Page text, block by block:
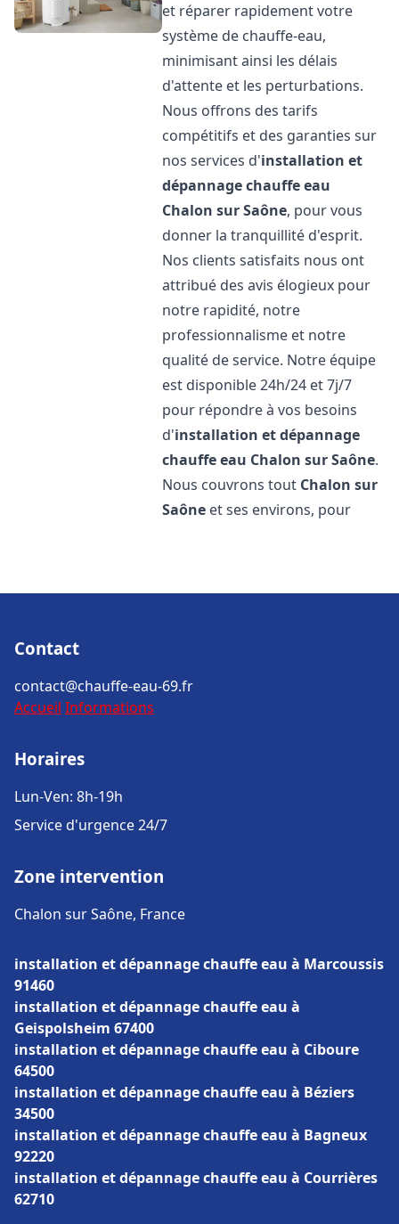
et réparer rapidement votre
système de chauffe-eau,
minimisant ainsi les délais
d'attente et les perturbations.
Nous offrons des tarifs
compétitifs et des garanties sur
nos services d'installation et
dépannage chauffe eau
Chalon sur Saône, pour vous
donner la tranquillité d'esprit.
Nos clients satisfaits nous ont
attribué des avis élogieux pour
notre rapidité, notre
professionnalisme et notre
qualité de service. Notre équipe
est disponible 24h/24 et 7j/7
pour répondre à vos besoins
d'installation et dépannage
chauffe eau Chalon sur Saône.
Nous couvrons tout Chalon sur
Saône et ses environs, pour
Contact
contact@chauffe-eau-69.fr
Accueil Informations
Horaires
Lun-Ven: 8h-19h
Service d'urgence 24/7
Zone intervention
Chalon sur Saône, France
installation et dépannage chauffe eau à Marcoussis
91460
installation et dépannage chauffe eau à
Geispolsheim 67400
installation et dépannage chauffe eau à Ciboure
64500
installation et dépannage chauffe eau à Béziers
34500
installation et dépannage chauffe eau à Bagneux
92220
installation et dépannage chauffe eau à Courrières
62710